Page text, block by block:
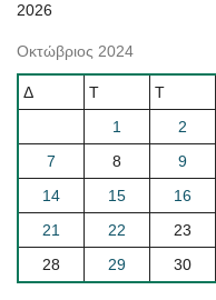
2026
Οκτώβριος 2024
Δ Τ Τ
1
2
7
8 9
14
15 16
21
22 23
28
29 30